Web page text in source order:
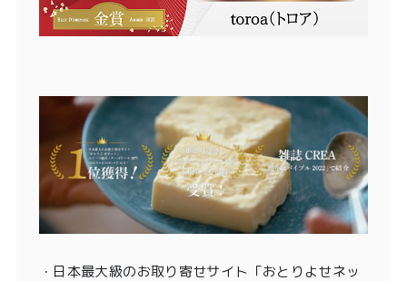
・ 日本最大級のお取り寄せサイト「おとりよせネッ